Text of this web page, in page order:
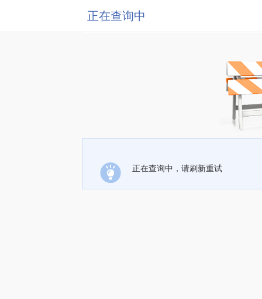
正在查询中
正在查询中，请刷新重试